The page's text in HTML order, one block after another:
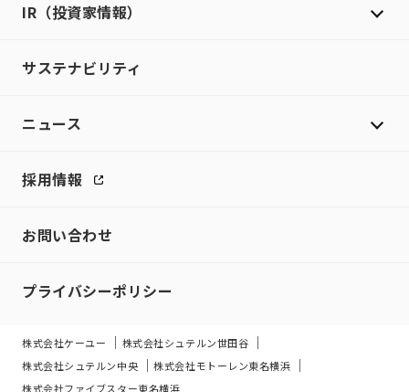
IR（投資家情報）
サステナビリティ
ニュース
採用情報
お問い合わせ
プライバシーポリシー
株式会社ケーユー
株式会社シュテルン世田谷
株式会社シュテルン中央
株式会社モトーレン東名横浜
株式会社ファイブスター東名横浜